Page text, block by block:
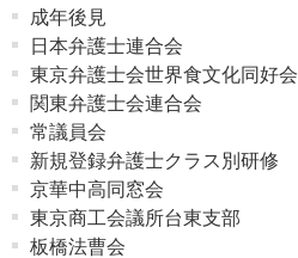
成年後見
日本弁護士連合会
東京弁護士会世界食文化同好会
関東弁護士会連合会
常議員会
新規登録弁護士クラス別研修
京華中高同窓会
東京商工会議所台東支部
板橋法曹会